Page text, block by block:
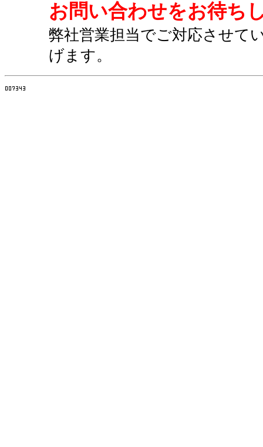
お問い合わせをお待ち
弊社営業担当でご対応させて
げます。